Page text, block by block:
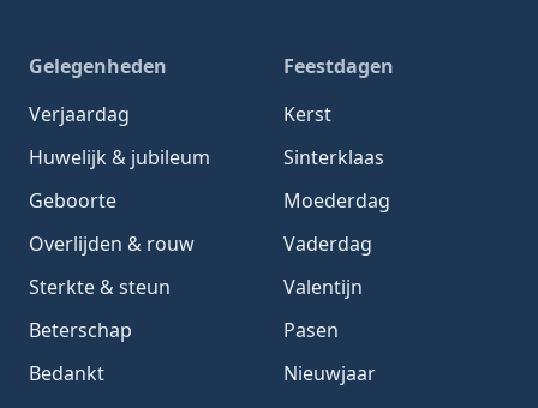
Gelegenheden
Verjaardag
Huwelijk & jubileum
Geboorte
Overlijden & rouw
Sterkte & steun
Beterschap
Bedankt
Feestdagen
Kerst
Sinterklaas
Moederdag
Vaderdag
Valentijn
Pasen
Nieuwjaar